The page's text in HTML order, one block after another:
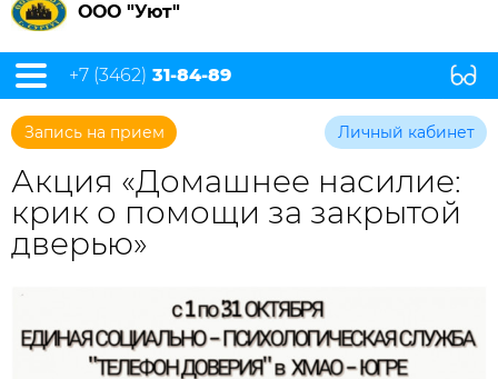
ООО "Уют"
+7 (3462) 31-84-89
Запись на прием Личный кабинет
Акция «Домашнее насилие:
крик о помощи за закрытой
дверью»